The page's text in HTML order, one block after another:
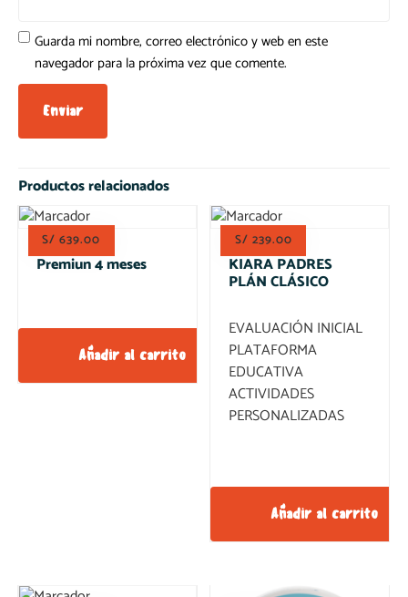
Guarda mi nombre, correo electrónico y web en este
navegador para la próxima vez que comente.
Productos relacionados
S/ 639.00
Premiun 4 meses
Añadir al carrito
S/ 239.00
KIARA PADRES
PLÁN CLÁSICO
EVALUACIÓN INICIAL
PLATAFORMA
EDUCATIVA
ACTIVIDADES
PERSONALIZADAS
Añadir al carrito